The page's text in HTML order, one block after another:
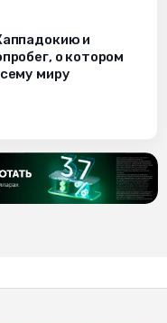
и
о котором
миру